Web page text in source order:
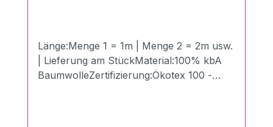
Länge:Menge 1 = 1m | Menge 2 = 2m usw.
| Lieferung am StückMaterial:100% kbA
BaumwolleZertifizierung:Ökotex 100 -